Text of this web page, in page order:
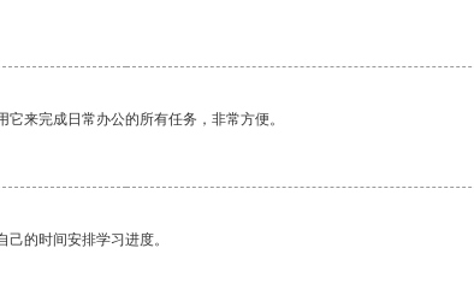
来完成日常办公的所有任务，非常方便。
的时间安排学习进度。